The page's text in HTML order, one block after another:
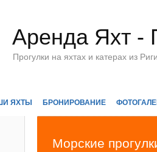
Аренда Яхт -
Прогулки на яхтах и катерах из
ЯХТЫ БРОНИРОВАНИЕ
Морские